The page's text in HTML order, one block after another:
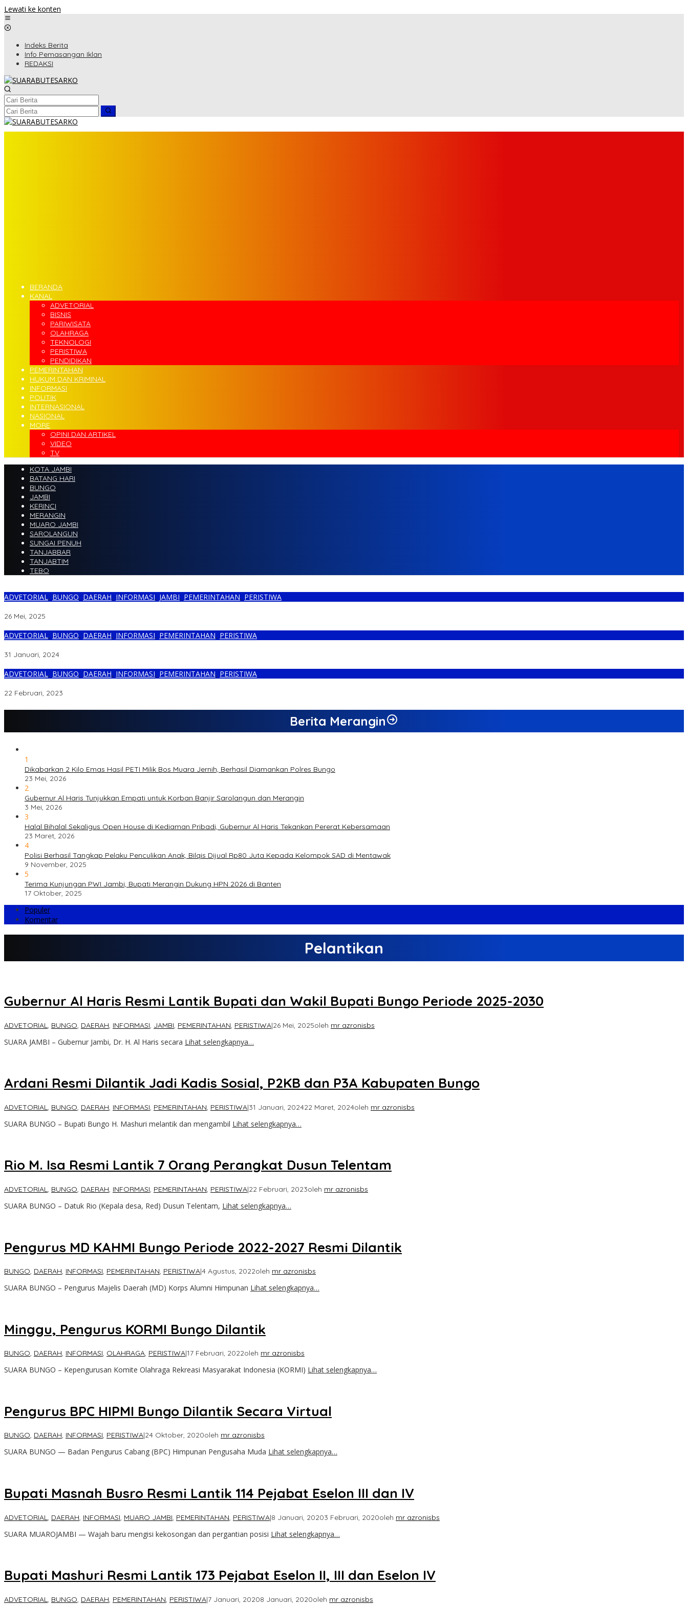
Lewati ke konten
Indeks Berita
Info Pemasangan Iklan
REDAKSI
BERANDA
KANAL
ADVETORIAL
BISNIS
PARIWISATA
OLAHRAGA
TEKNOLOGI
PERISTIWA
PENDIDIKAN
PEMERINTAHAN
HUKUM DAN KRIMINAL
INFORMASI
POLITIK
INTERNASIONAL
NASIONAL
MORE
OPINI DAN ARTIKEL
VIDEO
TV
KOTA JAMBI
BATANG HARI
BUNGO
JAMBI
KERINCI
MERANGIN
MUARO JAMBI
SAROLANGUN
SUNGAI PENUH
TANJABBAR
TANJABTIM
TEBO
ADVETORIAL, BUNGO, DAERAH, INFORMASI, JAMBI, PEMERINTAHAN, PERISTIWA
26 Mei, 2025
ADVETORIAL, BUNGO, DAERAH, INFORMASI, PEMERINTAHAN, PERISTIWA
31 Januari, 2024
ADVETORIAL, BUNGO, DAERAH, INFORMASI, PEMERINTAHAN, PERISTIWA
22 Februari, 2023
Berita Merangin
1
Dikabarkan 2 Kilo Emas Hasil PETI Milik Bos Muara Jernih, Berhasil Diamankan Polres Bungo
23 Mei, 2026
2
Gubernur Al Haris Tunjukkan Empati untuk Korban Banjir Sarolangun dan Merangin
3 Mei, 2026
3
Halal Bihalal Sekaligus Open House di Kediaman Pribadi, Gubernur Al Haris Tekankan Pererat Kebersamaan
23 Maret, 2026
4
Polisi Berhasil Tangkap Pelaku Penculikan Anak, Bilqis Dijual Rp80 Juta Kepada Kelompok SAD di Mentawak
9 November, 2025
5
Terima Kunjungan PWI Jambi, Bupati Merangin Dukung HPN 2026 di Banten
17 Oktober, 2025
Populer
Komentar
Pelantikan
Gubernur Al Haris Resmi Lantik Bupati dan Wakil Bupati Bungo Periode 2025-2030
ADVETORIAL, BUNGO, DAERAH, INFORMASI, JAMBI, PEMERINTAHAN, PERISTIWA|26 Mei, 2025oleh mr azronisbs
SUARA JAMBI – Gubernur Jambi, Dr. H. Al Haris secara Lihat selengkapnya…
Ardani Resmi Dilantik Jadi Kadis Sosial, P2KB dan P3A Kabupaten Bungo
ADVETORIAL, BUNGO, DAERAH, INFORMASI, PEMERINTAHAN, PERISTIWA|31 Januari, 202422 Maret, 2024oleh mr azronisbs
SUARA BUNGO – Bupati Bungo H. Mashuri melantik dan mengambil Lihat selengkapnya…
Rio M. Isa Resmi Lantik 7 Orang Perangkat Dusun Telentam
ADVETORIAL, BUNGO, DAERAH, INFORMASI, PEMERINTAHAN, PERISTIWA|22 Februari, 2023oleh mr azronisbs
SUARA BUNGO – Datuk Rio (Kepala desa, Red) Dusun Telentam, Lihat selengkapnya…
Pengurus MD KAHMI Bungo Periode 2022-2027 Resmi Dilantik
BUNGO, DAERAH, INFORMASI, PEMERINTAHAN, PERISTIWA|4 Agustus, 2022oleh mr azronisbs
SUARA BUNGO – Pengurus Majelis Daerah (MD) Korps Alumni Himpunan Lihat selengkapnya…
Minggu, Pengurus KORMI Bungo Dilantik
BUNGO, DAERAH, INFORMASI, OLAHRAGA, PERISTIWA|17 Februari, 2022oleh mr azronisbs
SUARA BUNGO – Kepengurusan Komite Olahraga Rekreasi Masyarakat Indonesia (KORMI) Lihat selengkapnya…
Pengurus BPC HIPMI Bungo Dilantik Secara Virtual
BUNGO, DAERAH, INFORMASI, PERISTIWA|24 Oktober, 2020oleh mr azronisbs
SUARA BUNGO — Badan Pengurus Cabang (BPC) Himpunan Pengusaha Muda Lihat selengkapnya…
Bupati Masnah Busro Resmi Lantik 114 Pejabat Eselon III dan IV
ADVETORIAL, DAERAH, INFORMASI, MUARO JAMBI, PEMERINTAHAN, PERISTIWA|8 Januari, 20203 Februari, 2020oleh mr azronisbs
SUARA MUAROJAMBI — Wajah baru mengisi kekosongan dan pergantian posisi Lihat selengkapnya…
Bupati Mashuri Resmi Lantik 173 Pejabat Eselon II, III dan Eselon IV
ADVETORIAL, BUNGO, DAERAH, PEMERINTAHAN, PERISTIWA|7 Januari, 20208 Januari, 2020oleh mr azronisbs